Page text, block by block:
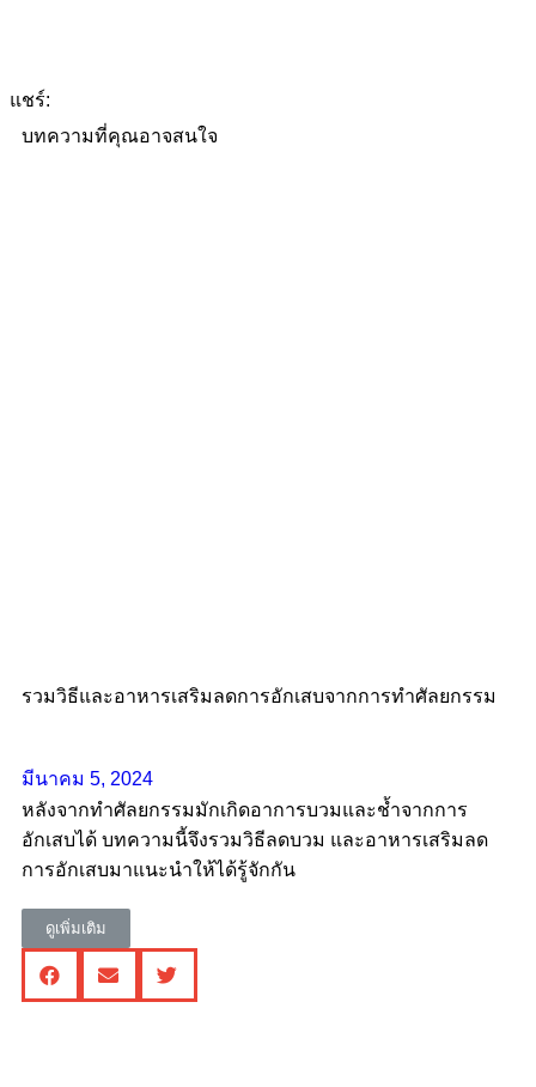
แชร์:
บทความที่คุณอาจสนใจ
รวมวิธีและอาหารเสริมลดการอักเสบจากการทำศัลยกรรม
มีนาคม 5, 2024
หลังจากทำศัลยกรรมมักเกิดอาการบวมและช้ำจากการ
อักเสบได้ บทความนี้จึงรวมวิธีลดบวม และอาหารเสริมลด
การอักเสบมาแนะนำให้ได้รู้จักกัน
ดูเพิ่มเติม